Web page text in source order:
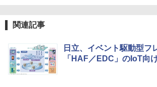
関連記事
日立、イベント駆動型フ
「HAF／EDC」のIoT向